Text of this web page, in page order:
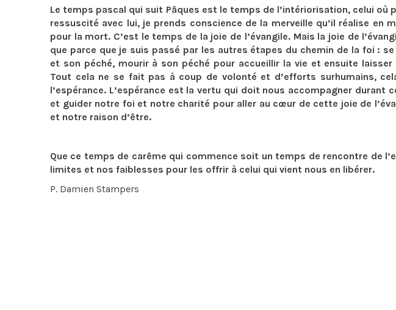
Le temps pascal qui suit Pâques est le temps de l’intériorisation, celui où
ressuscité avec lui, je prends conscience de la merveille qu’il réalise en
pour la mort. C’est le temps de la joie de l’évangile. Mais la joie de
que parce que je suis passé par les autres étapes du chemin de la foi :
et son péché, mourir à son péché pour accueillir la vie et ensuite
Tout cela ne se fait pas à coup de volonté et d’efforts surhumains,
l’espérance. L’espérance est la vertu qui doit nous accompagner durant
et guider notre foi et notre charité pour aller au cœur de cette joie de
et notre raison d’être.
Que ce temps de carême qui commence soit un temps de rencontre de
limites et nos faiblesses pour les offrir à celui qui vient nous en libérer.
P. Damien Stampers